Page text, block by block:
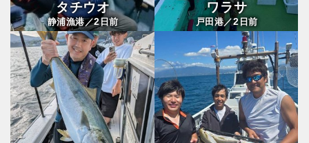
タチウオ
静浦漁港／2日前
ワラサ
戸田港／2 日前